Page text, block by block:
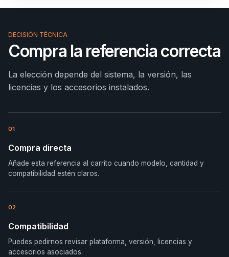
DECISIÓN TÉCNICA
Compra la referencia correcta
La elección depende del sistema, la versión, las
licencias y los accesorios instalados.
01
Compra directa
Añade esta referencia al carrito cuando modelo, cantidad y
compatibilidad estén claros.
02
Compatibilidad
Puedes pedirnos revisar plataforma, versión, licencias y
accesorios asociados.